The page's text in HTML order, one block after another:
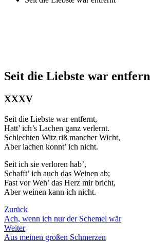
Seit die Liebste war
XXXV
Seit die Liebste war entfernt,
Hatt’ ich’s Lachen ganz verlernt.
Schlechten Witz riß mancher Wicht,
Aber lachen konnt’ ich nicht.
Seit ich sie verloren hab’,
Schafft’ ich auch das Weinen ab;
Fast vor Weh’ das Herz mir bricht,
Aber weinen kann ich nicht.
Zurück
Ach, wenn ich nur der Schemel wär
Weiter
Aus meinen großen Schmerzen